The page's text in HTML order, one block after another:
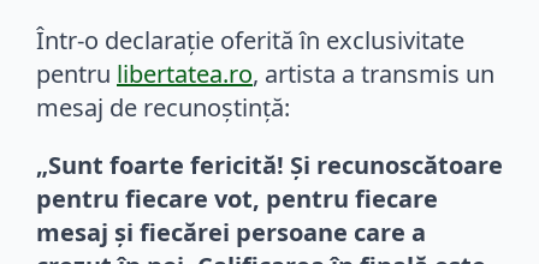
Într-o declarație oferită în exclusivitate
pentru libertatea.ro, artista a transmis un
mesaj de recunoștință:
„Sunt foarte fericită! Și recunoscătoare
pentru fiecare vot, pentru fiecare
mesaj și fiecărei persoane care a